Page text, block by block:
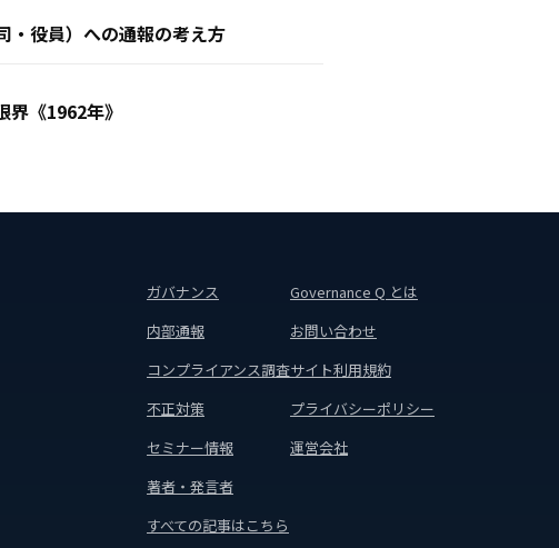
・役員）への通報の考え方
《1962年》
ガバナンス
内部通報
コンプライアンス調査
不正対策
セミナー情報
著者・発言者
すべての記事はこちら
Governance Q とは
お問い合わせ
サイト利用規約
プライバシーポリシー
運営会社